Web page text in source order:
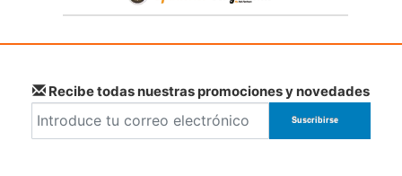
Juguetilandia Córdoba
Córdoba
C/ INGENIERO JUAN DE LA CIERVA 1 Polígono Industrial La Torrecilla
Recibe todas nuestras promociones y novedades